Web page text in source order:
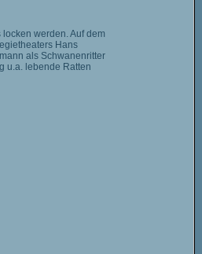
werden. Auf dem
Hans
als Schwanenritter
u.a. lebende Ratten